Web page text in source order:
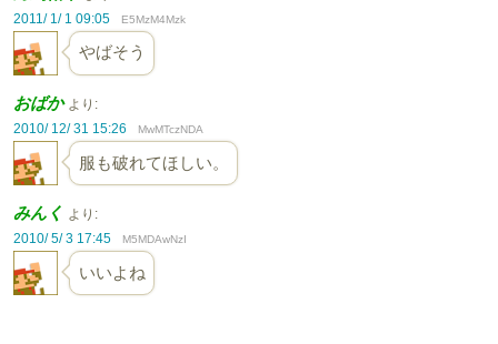
2011/ 1/ 1 09:05
E5MzM4Mzk
やばそう
おばか より:
2010/ 12/ 31 15:26
MwMTczNDA
服も破れてほしい。
みんく より:
2010/ 5/ 3 17:45
M5MDAwNzI
いいよね